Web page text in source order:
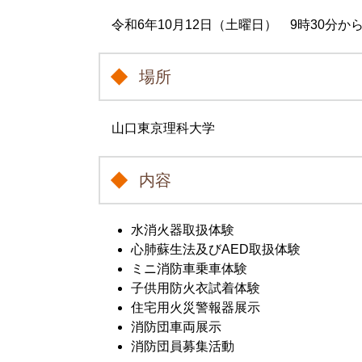
令和6年10月12日（土曜日） 9時30分か
場所
山口東京理科大学
内容
水消火器取扱体験
心肺蘇生法及びAED取扱体験
ミニ消防車乗車体験
子供用防火衣試着体験
住宅用火災警報器展示
消防団車両展示
消防団員募集活動